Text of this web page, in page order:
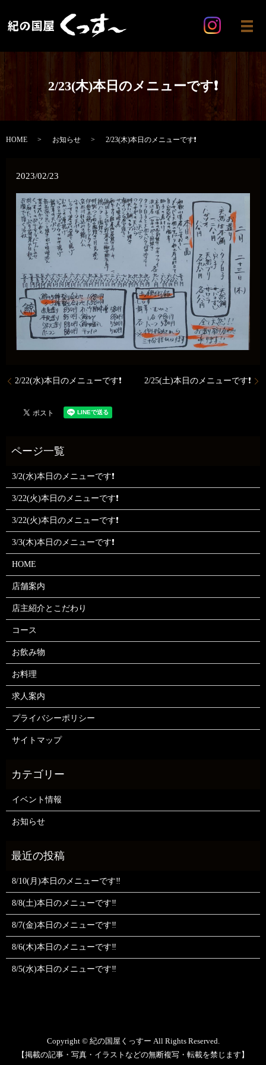
メ
2/23(木)本日のメニューです❗
HOME お知らせ 2/23(木)本日のメニューです❗
2023/02/23
2/22(水)本日のメニューです❗ 2/25(土)本日のメニューです❗
3/2(水)本日のメニューです❗
3/22(火)本日のメニューです❗
3/22(火)本日のメニューです❗
3/3(木)本日のメニューです❗
HOME
店舗案内
店主紹介とこだわり
コース
お飲み物
お料理
求人案内
プライバシーポリシー
サイトマップ
イベント情報
お知らせ
8/10(月)本日のメニューです‼️
8/8(土)本日のメニューです‼️
8/7(金)本日のメニューです‼️
8/6(木)本日のメニューです‼️
8/5(水)本日のメニューです‼️
Copyright © 紀の国屋くっすー All Rights Reserved.
【掲載の記事・写真・イラストなどの無断複写・転載を禁じます】